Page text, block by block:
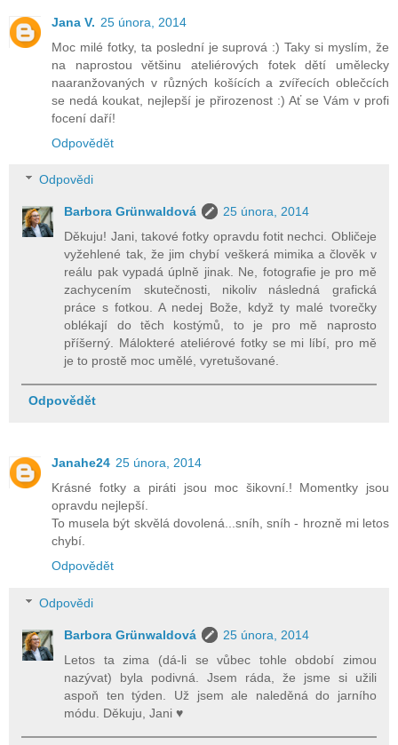
Jana V. 25 února, 2014
Moc milé fotky, ta poslední je suprová :) Taky si myslím, že
na naprostou většinu ateliérových fotek dětí umělecky
naaranžovaných v různých košících a zvířecích oblečcích
se nedá koukat, nejlepší je přirozenost :) Ať se Vám v profi
focení daří!
Odpovědět
Odpovědi
Barbora Grünwaldová
25 února, 2014
Děkuju! Jani, takové fotky opravdu fotit nechci. Obličeje
vyžehlené tak, že jim chybí veškerá mimika a člověk v
reálu pak vypadá úplně jinak. Ne, fotografie je pro mě
zachycením skutečnosti, nikoliv následná grafická
práce s fotkou. A nedej Bože, když ty malé tvorečky
oblékají do těch kostýmů, to je pro mě naprosto
příšerný. Málokteré ateliérové fotky se mi líbí, pro mě
je to prostě moc umělé, vyretušované.
Odpovědět
Janahe24 25 února, 2014
Krásné fotky a piráti jsou moc šikovní.! Momentky jsou
opravdu nejlepší.
To musela být skvělá dovolená...sníh, sníh - hrozně mi letos
chybí.
Odpovědět
Odpovědi
Barbora Grünwaldová
25 února, 2014
Letos ta zima (dá-li se vůbec tohle období zimou
nazývat) byla podivná. Jsem ráda, že jsme si užili
aspoň ten týden. Už jsem ale naleděná do jarního
módu. Děkuju, Jani ♥